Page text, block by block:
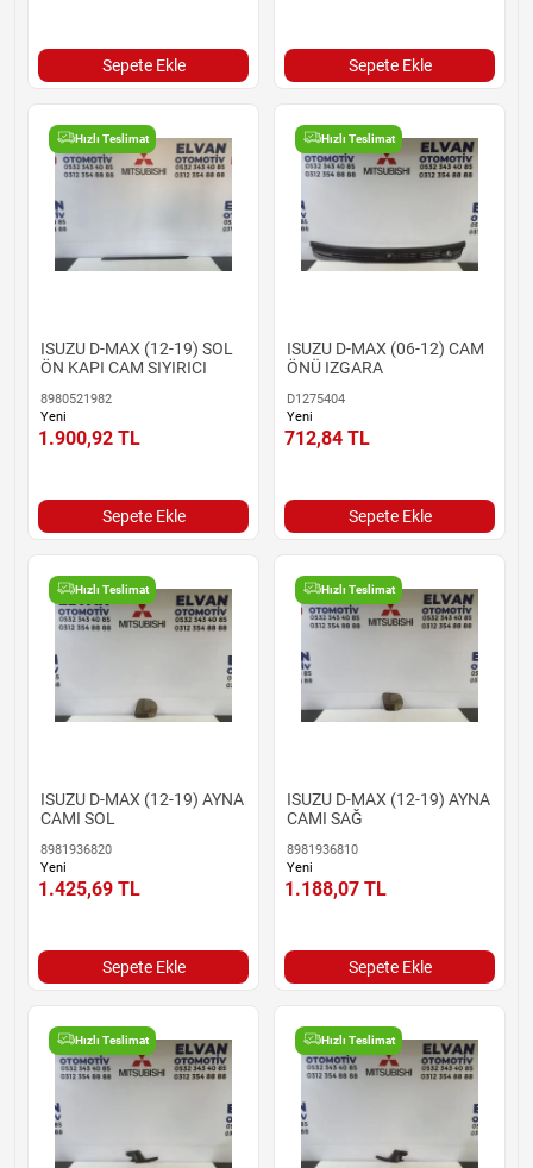
Sepete Ekle Sepete Ekle
Hızlı Teslimat
ISUZU D-MAX (12-19) SOL
ÖN KAPI CAM SIYIRICI
8980521982
Yeni
1.900,92 TL
Sepete Ekle
Hızlı Teslimat
ISUZU D-MAX (06-12) CAM
ÖNÜ IZGARA
D1275404
Yeni
712,84 TL
Sepete Ekle
Hızlı Teslimat
ISUZU D-MAX (12-19) AYNA
CAMI SOL
8981936820
Yeni
1.425,69 TL
Sepete Ekle
Hızlı Teslimat
ISUZU D-MAX (12-19) AYNA
CAMI SAĞ
8981936810
Yeni
1.188,07 TL
Sepete Ekle
Hızlı Teslimat Hızlı Teslimat